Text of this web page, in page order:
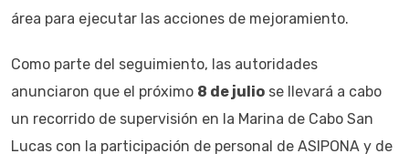
área para ejecutar las acciones de mejoramiento.
Como parte del seguimiento, las autoridades
anunciaron que el próximo 8 de julio se llevará a cabo
un recorrido de supervisión en la Marina de Cabo San
Lucas con la participación de personal de ASIPONA y de